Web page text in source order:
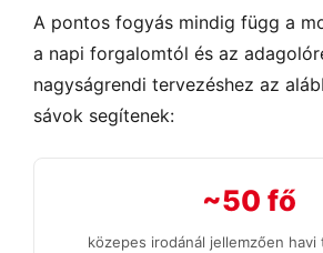
A pontos fogyás mindig függ a
a napi forgalomtól és az
nagyságrendi tervezéshez az
sávok segítenek:
~50 fő
közepes irodánál jellemzően